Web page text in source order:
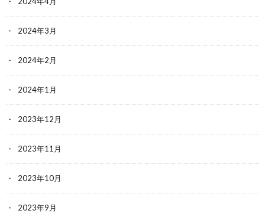
2024年3月
2024年2月
2024年1月
2023年12月
2023年11月
2023年10月
2023年9月